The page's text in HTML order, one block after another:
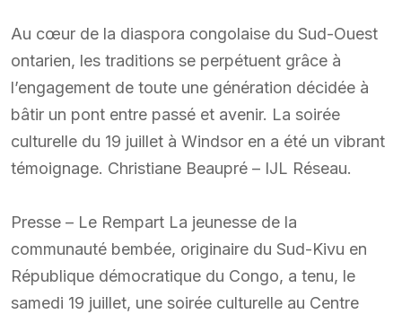
Au cœur de la diaspora congolaise du Sud-Ouest
ontarien, les traditions se perpétuent grâce à
l’engagement de toute une génération décidée à
bâtir un pont entre passé et avenir. La soirée
culturelle du 19 juillet à Windsor en a été un vibrant
témoignage. Christiane Beaupré – IJL Réseau.
Presse – Le Rempart La jeunesse de la
communauté bembée, originaire du Sud-Kivu en
République démocratique du Congo, a tenu, le
samedi 19 juillet, une soirée culturelle au Centre